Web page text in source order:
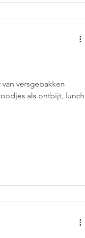
versgebakken
als ontbijt, lunch